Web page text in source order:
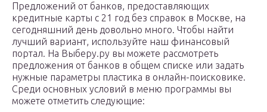
Предложений от банков, предоставляющих
кредитные карты с 21 год без справок в Москве, на
сегодняшний день довольно много. Чтобы найти
лучший вариант, используйте наш финансовый
портал. На Выберу.ру вы можете рассмотреть
предложения от банков в общем списке или задать
нужные параметры пластика в онлайн-поисковике.
Среди основных условий в меню программы вы
можете отметить следующие: